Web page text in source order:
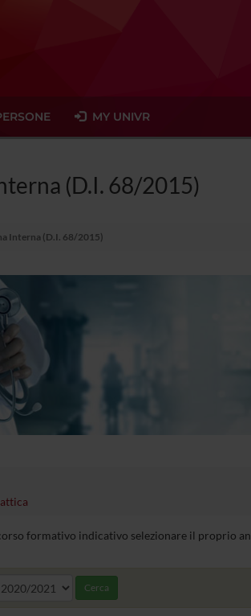
MY UNIVR
(D.I. 68/2015)
Interna (D.I. 68/2015)
formativo indicativo selezionare il proprio
Cerca